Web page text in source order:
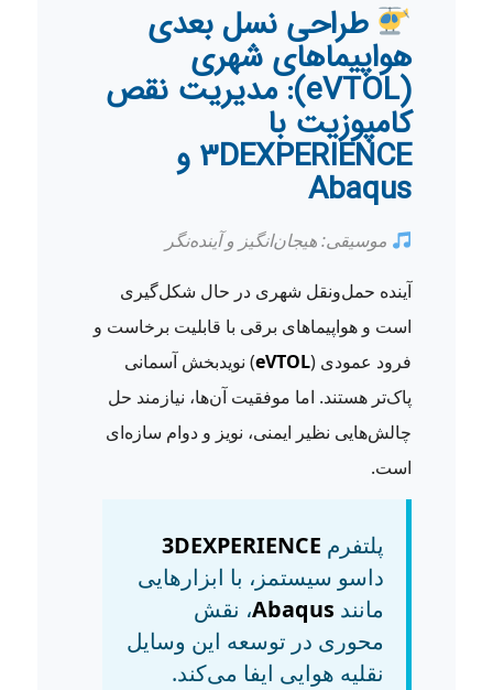
طراحی نسل بعدی
هواپیماهای شهری
(eVTOL): مدیریت نقص
کامپوزیت با
3DEXPERIENCE و
Abaqus
موسیقی: هیجان‌انگیز و آینده‌نگر
آینده حمل‌ونقل شهری در حال شکل‌گیری
است و هواپیماهای برقی با قابلیت برخاست و
فرود عمودی (eVTOL) نویدبخش آسمانی
پاک‌تر هستند. اما موفقیت آن‌ها، نیازمند حل
چالش‌هایی نظیر ایمنی، نویز و دوام سازه‌ای
است.
پلتفرم 3DEXPERIENCE
داسو سیستمز، با ابزارهایی
مانند Abaqus، نقش
محوری در توسعه این وسایل
نقلیه هوایی ایفا می‌کند.